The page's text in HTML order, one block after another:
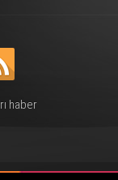
haber